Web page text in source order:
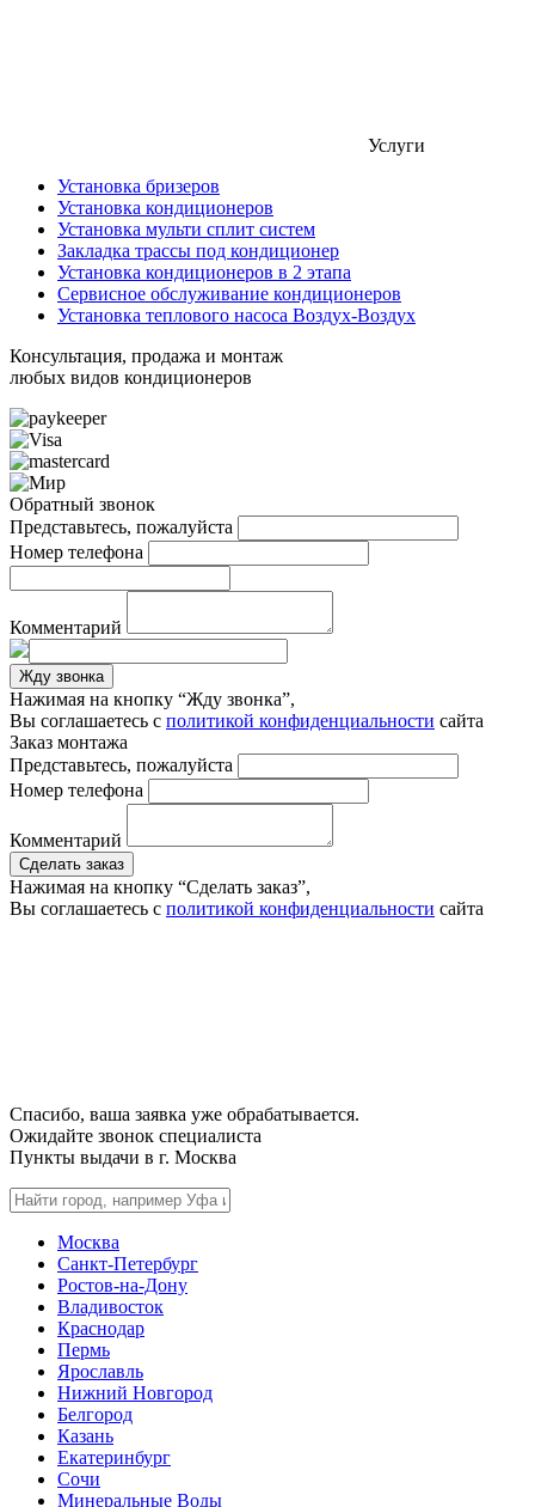
Услуги
Установка бризеров
Установка кондиционеров
Установка мульти сплит систем
Закладка трассы под кондиционер
Установка кондиционеров в 2 этапа
Сервисное обслуживание кондиционеров
Установка теплового насоса Воздух-Воздух
Консультация, продажа и монтаж
любых видов кондиционеров
Обратный звонок
Представьтесь, пожалуйста
Номер телефона
Комментарий
Жду звонка
Нажимая на кнопку “Жду звонка”,
Вы соглашаетесь с политикой конфиденциальности сайта
Заказ монтажа
Представьтесь, пожалуйста
Номер телефона
Комментарий
Сделать заказ
Нажимая на кнопку “Сделать заказ”,
Вы соглашаетесь с политикой конфиденциальности сайта
Спасибо, ваша заявка уже обрабатывается.
Ожидайте звонок специалиста
Пункты выдачи в г. Москва
Москва
Санкт-Петербург
Ростов-на-Дону
Владивосток
Краснодар
Пермь
Ярославль
Нижний Новгород
Белгород
Казань
Екатеринбург
Сочи
Минеральные Воды